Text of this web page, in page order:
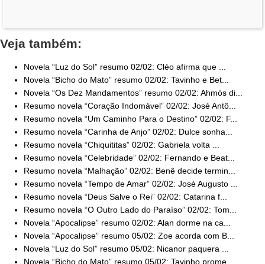
Veja também:
Novela “Luz do Sol” resumo 02/02: Cléo afirma que ...
Novela “Bicho do Mato” resumo 02/02: Tavinho e Bet...
Novela “Os Dez Mandamentos” resumo 02/02: Ahmós di...
Resumo novela “Coração Indomável” 02/02: José Antô...
Resumo novela “Um Caminho Para o Destino” 02/02: F...
Resumo novela “Carinha de Anjo” 02/02: Dulce sonha...
Resumo novela “Chiquititas” 02/02: Gabriela volta ...
Resumo novela “Celebridade” 02/02: Fernando e Beat...
Resumo novela “Malhação” 02/02: Benê decide termin...
Resumo novela “Tempo de Amar” 02/02: José Augusto ...
Resumo novela “Deus Salve o Rei” 02/02: Catarina f...
Resumo novela “O Outro Lado do Paraíso” 02/02: Tom...
Novela “Apocalipse” resumo 02/02: Alan dorme na ca...
Novela “Apocalipse” resumo 05/02: Zoe acorda com B...
Novela “Luz do Sol” resumo 05/02: Nicanor paquera ...
Novela “Bicho do Mato” resumo 05/02: Tavinho prome...